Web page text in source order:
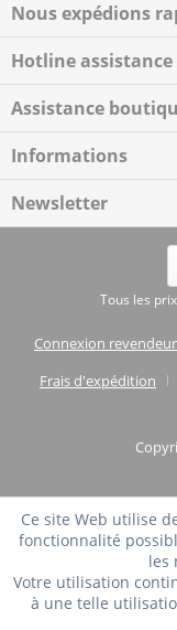
Nous expédions
Hotline assistance
Assistance
Informations
Newsletter
Tous les
Connexion revendeur
Frais d'expédition
Ce site Web utilise
fonctionnalité
les
Votre utilisation
à une telle